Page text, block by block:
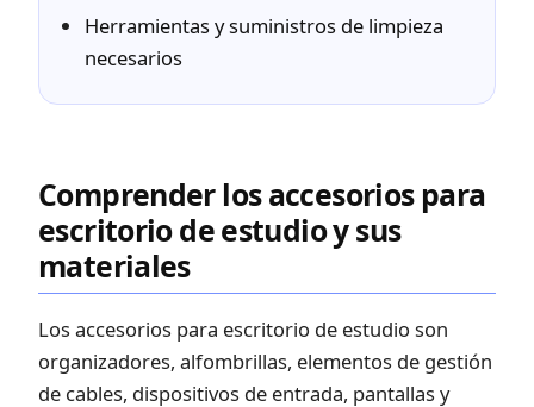
Herramientas y suministros de limpieza
necesarios
Comprender los accesorios para
escritorio de estudio y sus
materiales
Los accesorios para escritorio de estudio son
organizadores, alfombrillas, elementos de gestión
de cables, dispositivos de entrada, pantallas y